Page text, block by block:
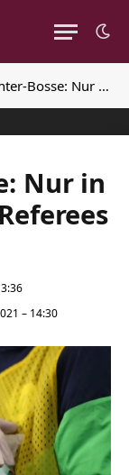
Stuttgart lagen die Referees falsch
Nur in
– 14:30